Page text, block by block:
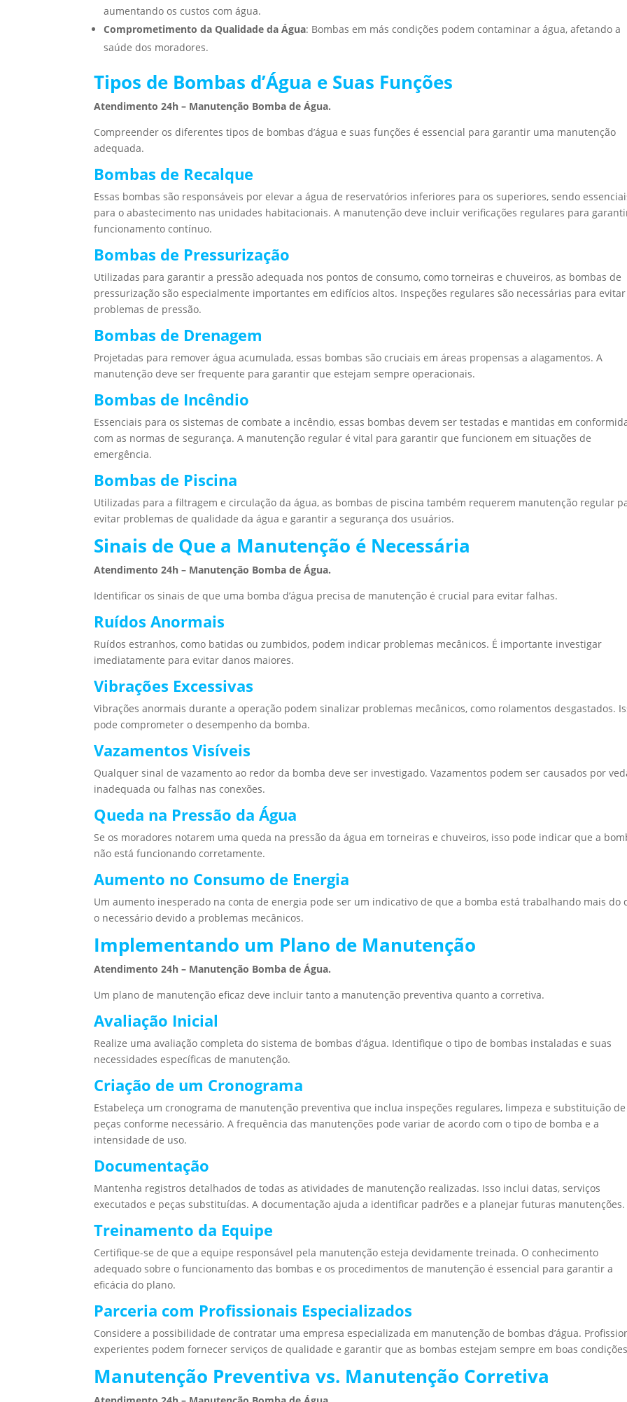
aumentando os custos com água.
Comprometimento da Qualidade da Água: Bombas em más condições podem contaminar a água, afetando a
saúde dos moradores.
Tipos de Bombas d’Água e Suas Funções
Atendimento 24h – Manutenção Bomba de Água.
Compreender os diferentes tipos de bombas d’água e suas funções é essencial para garantir uma manutenção
adequada.
Bombas de Recalque
Essas bombas são responsáveis por elevar a água de reservatórios inferiores para os superiores, sendo
para o abastecimento nas unidades habitacionais. A manutenção deve incluir verificações regulares para
funcionamento contínuo.
Bombas de Pressurização
Utilizadas para garantir a pressão adequada nos pontos de consumo, como torneiras e chuveiros, as bombas de
pressurização são especialmente importantes em edifícios altos. Inspeções regulares são necessárias para evitar
problemas de pressão.
Bombas de Drenagem
Projetadas para remover água acumulada, essas bombas são cruciais em áreas propensas a alagamentos. A
manutenção deve ser frequente para garantir que estejam sempre operacionais.
Bombas de Incêndio
Essenciais para os sistemas de combate a incêndio, essas bombas devem ser testadas e mantidas em
com as normas de segurança. A manutenção regular é vital para garantir que funcionem em situações de
emergência.
Bombas de Piscina
Utilizadas para a filtragem e circulação da água, as bombas de piscina também requerem manutenção regular
evitar problemas de qualidade da água e garantir a segurança dos usuários.
Sinais de Que a Manutenção é Necessária
Atendimento 24h – Manutenção Bomba de Água.
Identificar os sinais de que uma bomba d’água precisa de manutenção é crucial para evitar falhas.
Ruídos Anormais
Ruídos estranhos, como batidas ou zumbidos, podem indicar problemas mecânicos. É importante investigar
imediatamente para evitar danos maiores.
Vibrações Excessivas
Vibrações anormais durante a operação podem sinalizar problemas mecânicos, como rolamentos desgastados.
pode comprometer o desempenho da bomba.
Vazamentos Visíveis
Qualquer sinal de vazamento ao redor da bomba deve ser investigado. Vazamentos podem ser causados por
inadequada ou falhas nas conexões.
Queda na Pressão da Água
Se os moradores notarem uma queda na pressão da água em torneiras e chuveiros, isso pode indicar que a
não está funcionando corretamente.
Aumento no Consumo de Energia
Um aumento inesperado na conta de energia pode ser um indicativo de que a bomba está trabalhando mais do
o necessário devido a problemas mecânicos.
Implementando um Plano de Manutenção
Atendimento 24h – Manutenção Bomba de Água.
Um plano de manutenção eficaz deve incluir tanto a manutenção preventiva quanto a corretiva.
Avaliação Inicial
Realize uma avaliação completa do sistema de bombas d’água. Identifique o tipo de bombas instaladas e suas
necessidades específicas de manutenção.
Criação de um Cronograma
Estabeleça um cronograma de manutenção preventiva que inclua inspeções regulares, limpeza e substituição de
peças conforme necessário. A frequência das manutenções pode variar de acordo com o tipo de bomba e a
intensidade de uso.
Documentação
Mantenha registros detalhados de todas as atividades de manutenção realizadas. Isso inclui datas, serviços
executados e peças substituídas. A documentação ajuda a identificar padrões e a planejar futuras manutenções.
Treinamento da Equipe
Certifique-se de que a equipe responsável pela manutenção esteja devidamente treinada. O conhecimento
adequado sobre o funcionamento das bombas e os procedimentos de manutenção é essencial para garantir a
eficácia do plano.
Parceria com Profissionais Especializados
Considere a possibilidade de contratar uma empresa especializada em manutenção de bombas d’água.
experientes podem fornecer serviços de qualidade e garantir que as bombas estejam sempre em boas
Manutenção Preventiva vs. Manutenção Corretiva